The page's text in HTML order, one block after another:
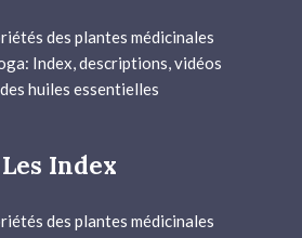
des plantes médicinales
Index, descriptions, vidéos
huiles essentielles
Les Index
des plantes médicinales